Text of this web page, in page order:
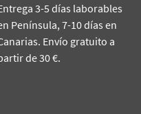
3-5 días laborables
Península, 7-10 días en
Envío gratuito a
de 30 €.